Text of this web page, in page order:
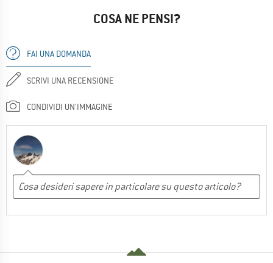
COSA NE PENSI?
FAI UNA DOMANDA
SCRIVI UNA RECENSIONE
CONDIVIDI UN'IMMAGINE